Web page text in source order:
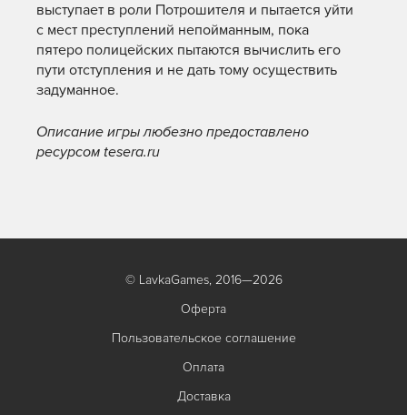
выступает в роли Потрошителя и пытается уйти
с мест преступлений непойманным, пока
пятеро полицейских пытаются вычислить его
пути отступления и не дать тому осуществить
задуманное.
Описание игры любезно предоставлено
ресурсом tesera.ru
© LavkaGames, 2016—2026
Оферта
Пользовательское соглашение
Оплата
Доставка